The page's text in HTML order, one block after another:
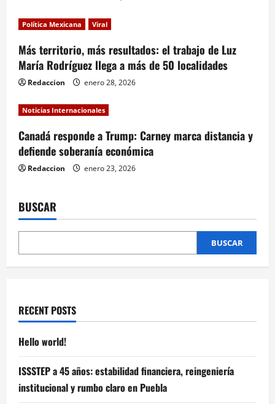
t
i
o
n
Política Mexicana Viral
Más territorio, más resultados: el trabajo de Luz
María Rodríguez llega a más de 50 localidades
Redaccion enero 28, 2026
Noticias Internacionales
Canadá responde a Trump: Carney marca distancia y
defiende soberanía económica
Redaccion enero 23, 2026
BUSCAR
BUSCAR
RECENT POSTS
Hello world!
ISSSTEP a 45 años: estabilidad financiera, reingeniería
institucional y rumbo claro en Puebla